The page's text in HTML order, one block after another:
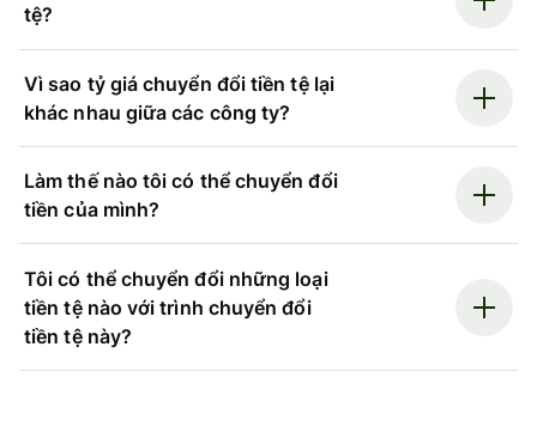
tệ?
Vì sao tỷ giá chuyển đổi tiền tệ lại
khác nhau giữa các công ty?
Làm thế nào tôi có thể chuyển đổi
tiền của mình?
Tôi có thể chuyển đổi những loại
tiền tệ nào với trình chuyển đổi
tiền tệ này?